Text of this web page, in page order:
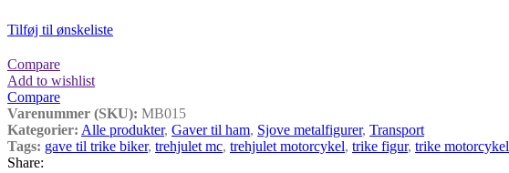
Tilføj til ønskeliste
Compare
Add to wishlist
Compare
Varenummer (SKU): MB015
Kategorier: Alle produkter, Gaver til ham, Sjove metalfigurer, Transport
Tags: gave til trike biker, trehjulet mc, trehjulet motorcykel, trike figur, trike motorcykel
Share: